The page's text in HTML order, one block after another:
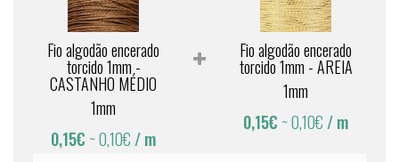
Fio algodão encerado
torcido 1mm -
CASTANHO MÉDIO
1mm
0,15€ ~ 0,10€ / m
Fio algodão encerado
torcido 1mm - AREIA
1mm
0,15€ ~ 0,10€ / m